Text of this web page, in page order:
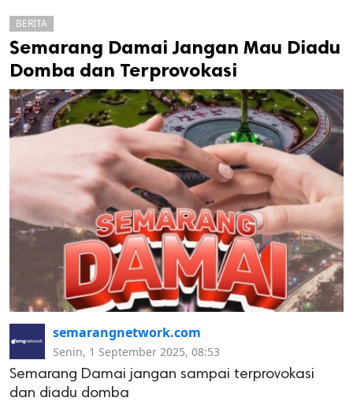
cipta.
BERITA
Semarang Damai Jangan Mau Diadu
Domba dan Terprovokasi
semarangnetwork.com
Senin, 1 September 2025, 08:53
Semarang Damai jangan sampai terprovokasi
dan diadu domba